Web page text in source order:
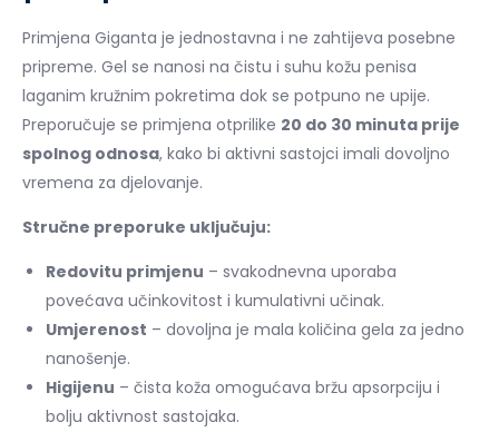
Primjena Giganta je jednostavna i ne zahtijeva posebne
pripreme. Gel se nanosi na čistu i suhu kožu penisa
laganim kružnim pokretima dok se potpuno ne upije.
Preporučuje se primjena otprilike 20 do 30 minuta prije
spolnog odnosa, kako bi aktivni sastojci imali dovoljno
vremena za djelovanje.
Stručne preporuke uključuju:
Redovitu primjenu – svakodnevna uporaba
povećava učinkovitost i kumulativni učinak.
Umjerenost – dovoljna je mala količina gela za jedno
nanošenje.
Higijenu – čista koža omogućava bržu apsorpciju i
bolju aktivnost sastojaka.